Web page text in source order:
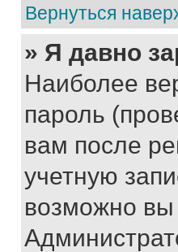
Вернуться
» Я давно
Наиболее
пароль
вам после
учетную
возможно вы